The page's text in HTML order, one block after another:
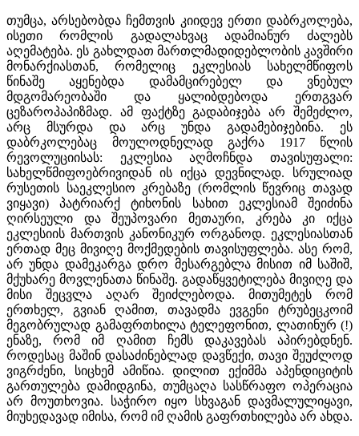
თუმცა, არსებობდა ჩემთვის კიიდევ ერთი დაბრკოლება,
ისეთი რომლის გადალახვაც ადამიანურ ძალებს
აღემატება. ეს გახლდათ მართლმადიდებლობის კავშირი
მონარქიასთან, რომელიც ეკლესიას სახელმწიფოს
წინაშე აყენებდა დამამცირებელ და ვნებულ
მდგომარეობაში და ყალიბდებოდა ერთგვარ
ცეზაროპაპიზმად. ამ ფაქტზე გადაბიჯება არ შემეძლო,
არც მსურდა და არც უნდა გადამებიჯებინა. ეს
დაბრკოლებაც მოულოდნელად გაქრა 1917 წლის
რევოლუციისას: ეკლესია აღმოჩნდა თავისუფალი:
სახელწმიფოებრივიდან ის იქცა დევნილად. სრულიად
რუსეთის საეკლესიო კრებაზე (რომლის წევრიც თავად
ვიყავი) პატრიარქ ტიხონის სახით ეკლესიამ შეიძინა
ღირსეული და შეუპოვარი მეთაური, კრება კი იქცა
ეკლესიის მართვის კანონიკურ ორგანოდ. ეკლესიასთან
ერთად მეც მივიღე მოქმედების თავისუფლება. ასე რომ,
არ უნდა დამეკარგა დრო მესარგებლა მისით იმ საშიშ,
მქუხარე მოვლენათა წინაშე. გადაწყვეტილება მივიღე და
მისი შეცვლა აღარ შეიძლებოდა. მითუმეტეს რომ
ერთხელ, გვიან ღამით, თავადმა ევგენი ტრუბეცკოიმ
მეგობრულად გამაფრთხილა ტელეფონით, ლათინურ (!)
ენაზე, რომ იმ ღამით ჩემს დაკავებას აპირებდნენ.
როდესაც მაშინ დასაძინებლად დავწექი, თავი შეუძლოდ
ვიგრძენი, სიცხემ ამიწია. დილით ექიმმა აპენდიციტის
გართულება დამიდგინა, თუმცაღა სასწრაფო ოპერაცია
არ მოუთხოვია. საჭირო იყო სხვაგან დავმალულიყავი,
მიუხედავად იმისა, რომ იმ ღამის გაფრთხილება არ ახდა.